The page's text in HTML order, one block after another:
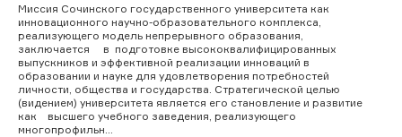
Миссия Сочинского государственного университета как
инновационного научно-образовательного комплекса,
реализующего модель непрерывного образования,
заключается в подготовке высококвалифицированных
выпускников и эффективной реализации инноваций в
образовании и науке для удовлетворения потребностей
личности, общества и государства. Стратегической целью
(видением) университета является его становление и развитие
как высшего учебного заведения, реализующего
многопрофильн...